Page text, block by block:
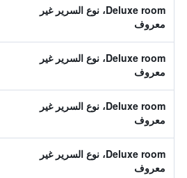
Deluxe room، نوع السرير غير
معروف
Deluxe room، نوع السرير غير
معروف
Deluxe room، نوع السرير غير
معروف
Deluxe room، نوع السرير غير
معروف